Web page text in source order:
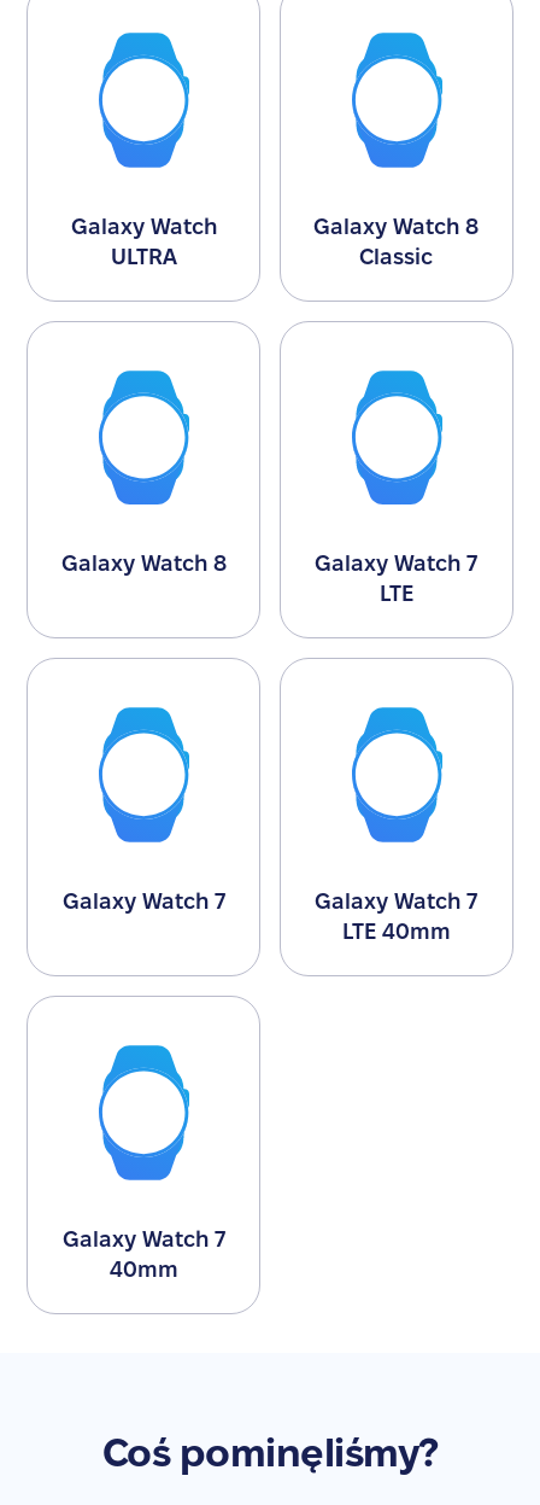
Galaxy Watch
ULTRA
Galaxy Watch 8
Classic
Galaxy Watch 8
Galaxy Watch 7
LTE
Galaxy Watch 7
Galaxy Watch 7
LTE 40mm
Galaxy Watch 7
40mm
Coś pominęliśmy?